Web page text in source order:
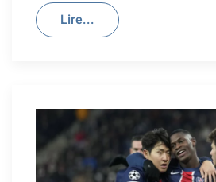
Lire...